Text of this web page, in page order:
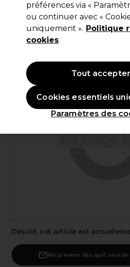
0 )
Non applicableHors TVA
PROFESSIONNEL)
Désolé, cet article est
Me prévenir dès qu’il sera
préférences via «
ou continuer avec «
uniquement ». Politique
cookies
Paramètres des
Cookies essentiels
Tout accepter